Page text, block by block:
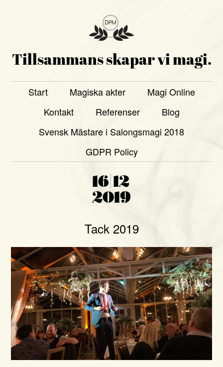
Tillsammans skapar vi magi.
Start Magiska akter
Magi Online
Kontakt
Referenser
Blog
Svensk Mästare i Salongsmagi 2018
GDPR Policy
16|12
2019
Tack 2019